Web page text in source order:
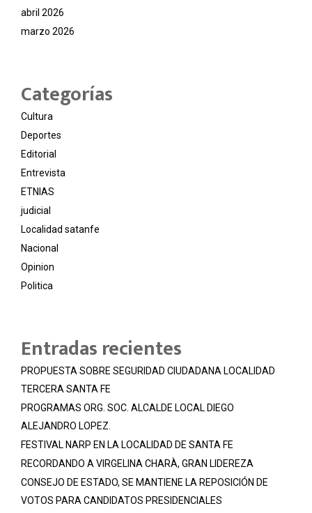
abril 2026
marzo 2026
Categorías
Cultura
Deportes
Editorial
Entrevista
ETNIAS
judicial
Localidad satanfe
Nacional
Opinion
Politica
Entradas recientes
PROPUESTA SOBRE SEGURIDAD CIUDADANA LOCALIDAD
TERCERA SANTA FE
PROGRAMAS ORG. SOC. ALCALDE LOCAL DIEGO
ALEJANDRO LOPEZ.
FESTIVAL NARP EN LA LOCALIDAD DE SANTA FE
RECORDANDO A VIRGELINA CHARÀ, GRAN LIDEREZA
CONSEJO DE ESTADO, SE MANTIENE LA REPOSICIÓN DE
VOTOS PARA CANDIDATOS PRESIDENCIALES